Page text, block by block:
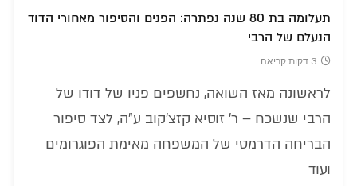
תעלומה בת 80 שנה נפתרה: הפנים והסיפור מאחורי הדוד
הנעלם של הרבי
3 דקות קריאה
לראשונה מאז השואה, נחשפים פניו של דודו של
הרבי שנשכח – ר' זוסיא קזצ'קוב ע"ה, לצד סיפור
הבריחה הדרמטי של המשפחה מאימת הפוגרומים
ועוד